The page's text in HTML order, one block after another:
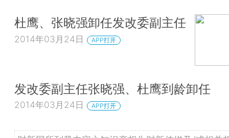
杜鹰、张晓强卸任发改委副主任
2014年03月24日 APP打开
发改委副主任张晓强、杜鹰到龄卸任
2014年03月24日 APP打开